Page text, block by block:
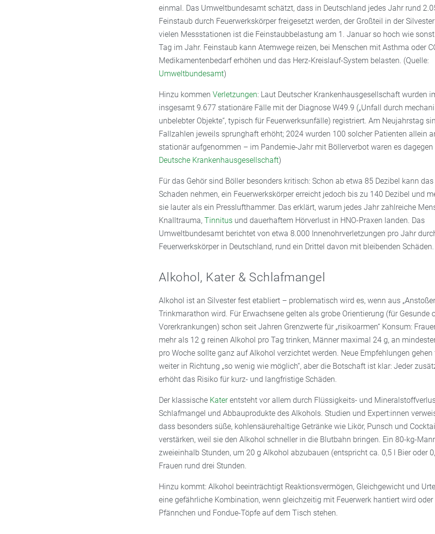
einmal. Das Umweltbundesamt schätzt, dass in Deutschland jedes Jahr rund
Feinstaub durch Feuerwerkskörper freigesetzt werden, der Großteil in der
vielen Messstationen ist die Feinstaubbelastung am 1. Januar so hoch wie
Tag im Jahr. Feinstaub kann Atemwege reizen, bei Menschen mit Asthma oder
Medikamentenbedarf erhöhen und das Herz-Kreislauf-System belasten. (Quelle:
Umweltbundesamt)
Hinzu kommen Verletzungen: Laut Deutscher Krankenhausgesellschaft wurden
insgesamt 9.677 stationäre Fälle mit der Diagnose W49.9 („Unfall durch
unbelebter Objekte“, typisch für Feuerwerksunfälle) registriert. Am Neujahrstag
Fallzahlen jeweils sprunghaft erhöht; 2024 wurden 100 solcher Patienten allein
stationär aufgenommen – im Pandemie-Jahr mit Böllerverbot waren es dagegen
Deutsche Krankenhausgesellschaft)
Für das Gehör sind Böller besonders kritisch: Schon ab etwa 85 Dezibel kann das
Schaden nehmen, ein Feuerwerkskörper erreicht jedoch bis zu 140 Dezibel und
sie lauter als ein Presslufthammer. Das erklärt, warum jedes Jahr zahlreiche
Knalltrauma, Tinnitusund dauerhaftem Hörverlust in HNO-Praxen landen. Das
Umweltbundesamt berichtet von etwa 8.000 Innenohrverletzungen pro Jahr
Feuerwerkskörper in Deutschland, rund ein Drittel davon mit bleibenden Schäden.
Alkohol, Kater & Schlafmangel
Alkohol ist an Silvester fest etabliert – problematisch wird es, wenn aus
Trinkmarathon wird. Für Erwachsene gelten als grobe Orientierung (für Gesunde
Vorerkrankungen) schon seit Jahren Grenzwerte für „risikoarmen“ Konsum:
mehr als 12 g reinen Alkohol pro Tag trinken, Männer maximal 24 g, an
pro Woche sollte ganz auf Alkohol verzichtet werden. Neue Empfehlungen
weiter in Richtung „so wenig wie möglich“, aber die Botschaft ist klar: Jeder
erhöht das Risiko für kurz- und langfristige Schäden.
Der klassische Katerentsteht vor allem durch Flüssigkeits- und
Schlafmangel und Abbauprodukte des Alkohols. Studien und Expert:innen
dass besonders süße, kohlensäurehaltige Getränke wie Likör, Punsch und
verstärken, weil sie den Alkohol schneller in die Blutbahn bringen. Ein 80-kg-
zweieinhalb Stunden, um 20 g Alkohol abzubauen (entspricht ca. 0,5 l Bier oder
Frauen rund drei Stunden.
Hinzu kommt: Alkohol beeinträchtigt Reaktionsvermögen, Gleichgewicht und
eine gefährliche Kombination, wenn gleichzeitig mit Feuerwerk hantiert wird oder
Pfännchen und Fondue-Töpfe auf dem Tisch stehen.